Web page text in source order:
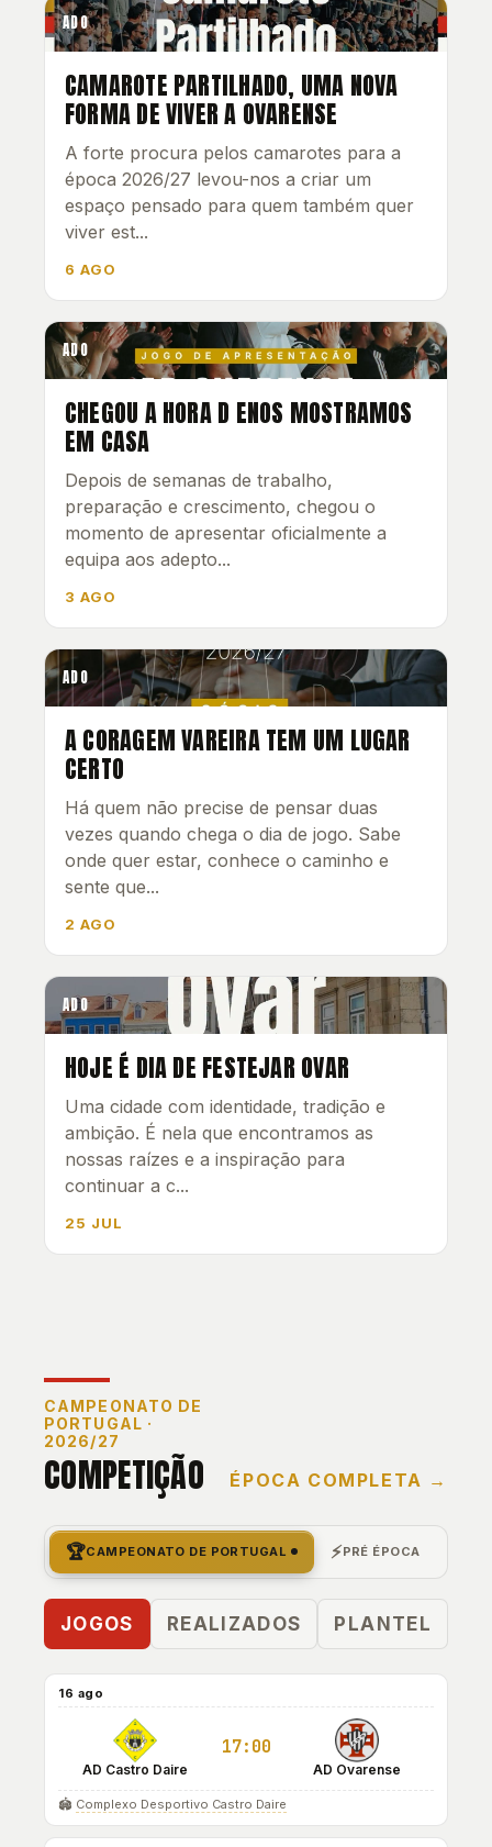
ADO
CAMAROTE PARTILHADO, UMA NOVA
FORMA DE VIVER A OVARENSE
A forte procura pelos camarotes para a
época 2026/27 levou-nos a criar um
espaço pensado para quem também quer
viver est...
6 AGO
ADO
CHEGOU A HORA D ENOS MOSTRAMOS
EM CASA
Depois de semanas de trabalho,
preparação e crescimento, chegou o
momento de apresentar oficialmente a
equipa aos adepto...
3 AGO
ADO
A CORAGEM VAREIRA TEM UM LUGAR
CERTO
Há quem não precise de pensar duas
vezes quando chega o dia de jogo. Sabe
onde quer estar, conhece o caminho e
sente que...
2 AGO
ADO
HOJE É DIA DE FESTEJAR OVAR
Uma cidade com identidade, tradição e
ambição. É nela que encontramos as
nossas raízes e a inspiração para
continuar a c...
25 JUL
CAMPEONATO DE
PORTUGAL ·
2026/27
COMPETIÇÃO ÉPOCA COMPLETA →
🏆CAMPEONATO DE PORTUGAL ⚡PRÉ ÉPOCA
JOGOS REALIZADOS PLANTEL
16 ago
AD Castro Daire
17:00
AD Ovarense
🏟️ Complexo Desportivo Castro Daire